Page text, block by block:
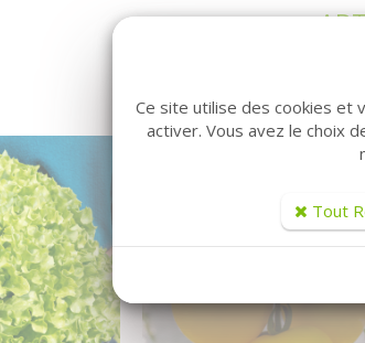
Ce site utilise des cookies et
activer. Vous avez le choix
Tout